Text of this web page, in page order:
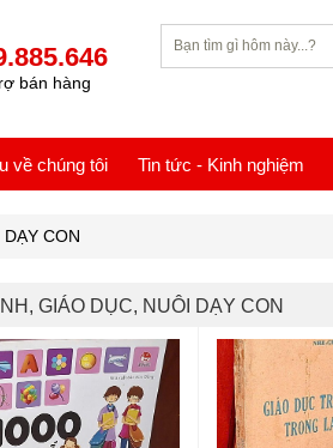
bán hàng
về chúng tôi Tin tức - Kinh nghiệm
CON
GIÁO DỤC, NUÔI DẠY CON